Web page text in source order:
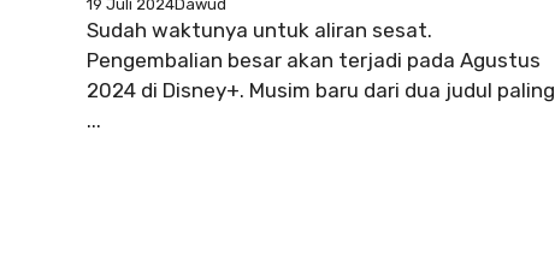
19 Juli 2024Dawud
Sudah waktunya untuk aliran sesat.
Pengembalian besar akan terjadi pada Agustus
2024 di Disney+. Musim baru dari dua judul paling
...